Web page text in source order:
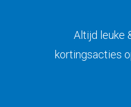
Altijd leuke
kortingsacties